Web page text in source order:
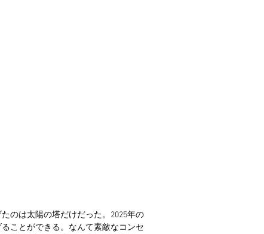
のは太陽の塔だけだった。2025年の
ことができる。なんて素敵なコンセ